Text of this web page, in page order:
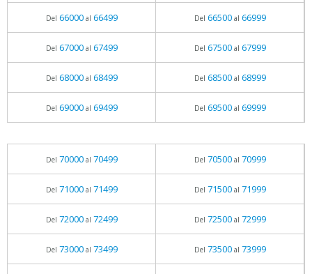
Del 66000al 66499 Del 66500al 66999
Del 67000al 67499 Del 67500al 67999
Del 68000al 68499 Del 68500al 68999
Del 69000al 69499 Del 69500al 69999
Del 70000al 70499 Del 70500al 70999
Del 71000al 71499 Del 71500al 71999
Del 72000al 72499 Del 72500al 72999
Del 73000al 73499 Del 73500al 73999